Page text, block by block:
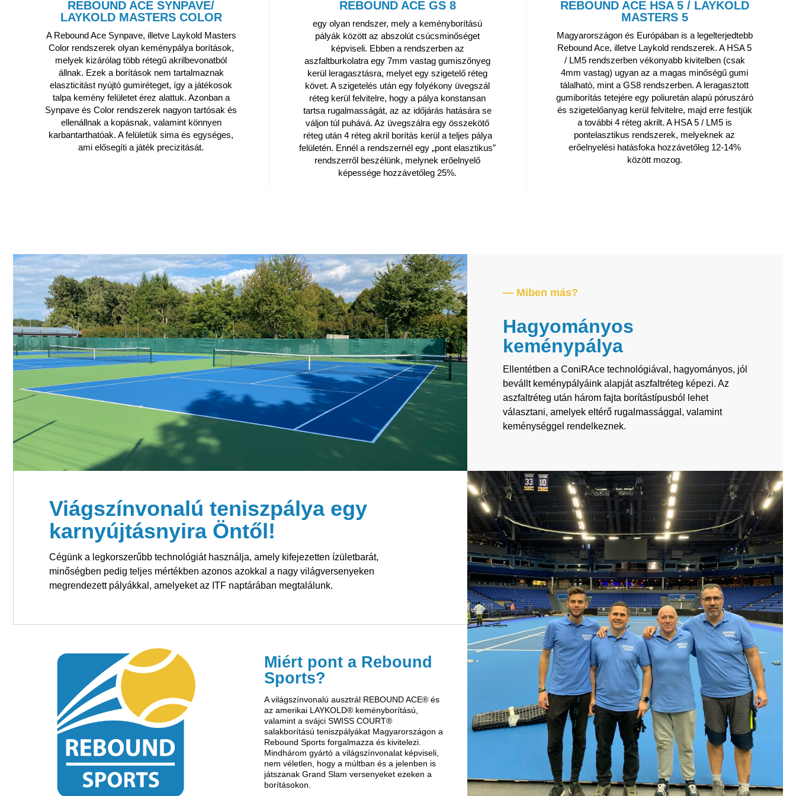
REBOUND ACE SYNPAVE/
LAYKOLD MASTERS COLOR
A Rebound Ace Synpave, illetve Laykold Masters
Color rendszerek olyan keménypálya borítások,
melyek kizárólag több rétegű akrilbevonatból
állnak. Ezek a borítások nem tartalmaznak
elaszticitást nyújtó gumiréteget, így a játékosok
talpa kemény felületet érez alattuk. Azonban a
Synpave és Color rendszerek nagyon tartósak és
ellenállnak a kopásnak, valamint könnyen
karbantarthatóak. A felületük sima és egységes,
ami elősegíti a játék precizitását.
REBOUND ACE GS 8
egy olyan rendszer, mely a keményborítású
pályák között az abszolút csúcsminőséget
képviseli. Ebben a rendszerben az
aszfaltburkolatra egy 7mm vastag gumiszőnyeg
kerül leragasztásra, melyet egy szigetelő réteg
követ. A szigetelés után egy folyékony üvegszál
réteg kerül felvitelre, hogy a pálya konstansan
tartsa rugalmasságát, az az időjárás hatására se
váljon túl puhává. Az üvegszálra egy összekötő
réteg után 4 réteg akril borítás kerül a teljes pálya
felületén. Ennél a rendszernél egy „pont elasztikus”
rendszerről beszélünk, melynek erőelnyelő
képessége hozzávetőleg 25%.
REBOUND ACE HSA 5 / LAYKOLD
MASTERS 5
Magyarországon és Európában is a legelterjedtebb
Rebound Ace, illetve Laykold rendszerek. A HSA 5
/ LM5 rendszerben vékonyabb kivitelben (csak
4mm vastag) ugyan az a magas minőségű gumi
tálalható, mint a GS8 rendszerben. A leragasztott
gumiborítás tetejére egy poliuretán alapú póruszáró
és szigetelőanyag kerül felvitelre, majd erre festjük
a további 4 réteg akrilt. A HSA 5 / LM5 is
pontelasztikus rendszerek, melyeknek az
erőelnyelési hatásfoka hozzávetőleg 12-14%
között mozog.
— Miben más?
Hagyományos
keménypálya
Ellentétben a ConiRAce technológiával, hagyományos, jól
bevállt keménypályáink alapját aszfaltréteg képezi. Az
aszfaltréteg után három fajta borítástípusból lehet
választani, amelyek eltérő rugalmassággal, valamint
keménységgel rendelkeznek.
Viágszínvonalú teniszpálya egy
karnyújtásnyira Öntől!
Cégünk a legkorszerűbb technológiát használja, amely kifejezetten ízületbarát,
minőségben pedig teljes mértékben azonos azokkal a nagy világversenyeken
megrendezett pályákkal, amelyeket az ITF naptárában megtalálunk.
Miért pont a Rebound
Sports?
A világszínvonalú ausztrál REBOUND ACE® és
az amerikai LAYKOLD® keményborítású,
valamint a svájci SWISS COURT®
salakborítású teniszpályákat Magyarországon a
Rebound Sports forgalmazza és kivitelezi.
Mindhárom gyártó a világszínvonalat képviseli,
nem véletlen, hogy a múltban és a jelenben is
játszanak Grand Slam versenyeket ezeken a
borításokon.